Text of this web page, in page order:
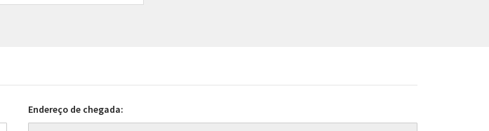
Endereço de chegada: